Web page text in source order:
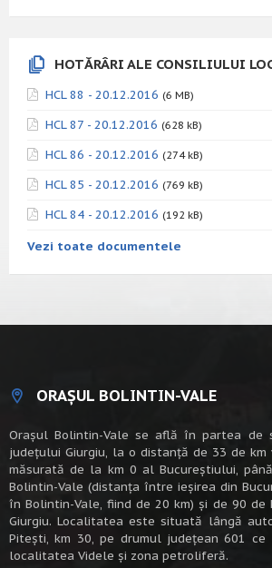
HOTĂRÂRI ALE CONSILIULUI
HCL 88 - 20.12.2016 (6 MB)
HCL 87 - 20.12.2016 (628 kB)
HCL 86 - 20.12.2016 (274 kB)
HCL 85 - 20.12.2016 (769 kB)
HCL 84 - 20.12.2016 (192 kB)
Vezi toate documentele
ORAȘUL BOLINTIN-VALE
Oraşul Bolintin-Vale se află în partea de
judeţului Giurgiu, la o distanţă de 33 de
măsurată de la km 0 al Bucureștiului,
Bolintin-Vale (distanța între ieșirea din
în Bolintin-Vale, fiind de 20 km) şi de 90 de
Giurgiu. Localitatea este situată lângă
Piteşti, km 30, pe drumul judeţean 601 ce
localitatea Videle şi zona petroliferă.